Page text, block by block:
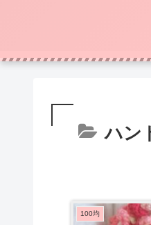
ハン
100均